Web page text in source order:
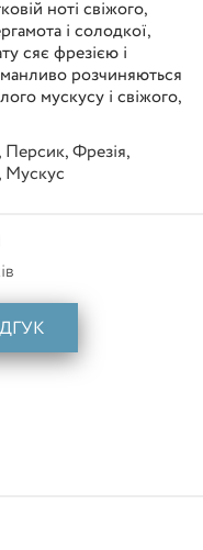
ноті свіжого,
і солодкої,
сяє фрезією і
розчиняються
мускусу і свіжого,
Персик, Фрезія,
, Мускус